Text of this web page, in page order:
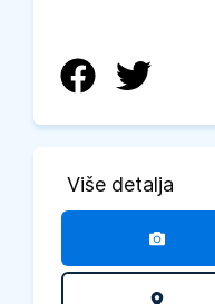
Više detalja